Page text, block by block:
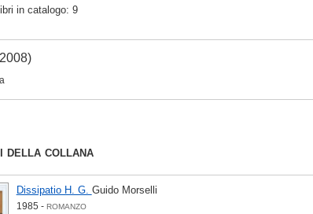
in catalogo: 9
della collana
Dissipatio H. G. Guido Morselli
1985 - ROMANZO